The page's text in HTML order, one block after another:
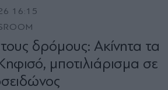
16:15
δρόμους: Aκίνητα τα
μποτιλιάρισμα σε